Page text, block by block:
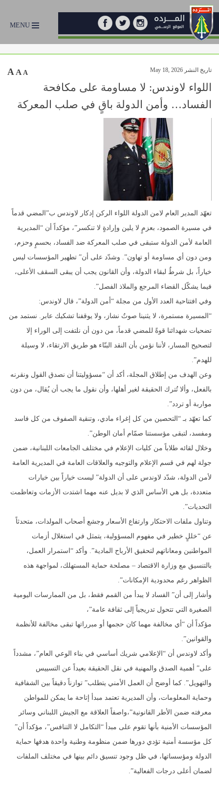
MENU
تاريخ النشر May 18, 2026 A A A
اللواء لاوندس: لا مساومة على مكافحة
الفساد… وأمن الدولة باقٍ في صلب المعركة
تعهّد المدير العام لامن الدولة اللواء الركن إدكار لاوندس ب”المضي قدماً
في مسيرة الصمود، بعزمٍ لا يلين وإرادةٍ لا تنكسر”، مؤكداً أن “المديرية
العامة لأمن الدولة ستبقى في صلب المعركة ضد الفساد، بحسمٍ وحزم،
ومن دون أي مساومة أو تهاون”. وشدّد على أن” تطهير المؤسسات ليس
خياراً، بل شرطٌ لبقاء الدولة، وأن القانون يجب أن يبقى السقف الأعلى،
فيما يشكّل القضاء المرجع والملاذ الفصل”.
وفي افتتاحية العدد الأول من مجلة “أمن الدولة”، قال لاوندس:
“المسيرة مستمرة، لا يثنينا صوتٌ نشاز، ولا يوقفنا تشكيك عابر. نستمد من
تضحيات شهدائنا قوةً للمضي قدماً، من دون أن نلتفت إلى الوراء إلا
لتصحيح المسار، لأننا نؤمن بأن النقد البنّاء هو طريق الارتقاء، لا وسيلة
للهدم”.
وعن الهدف من إطلاق المجلة، أكد أن “مسؤوليتنا أن نصدق القول ونقرنه
بالفعل، وألا تُترك الحقيقة لغير أهلها، وأن نقول ما يجب أن يُقال، من دون
مواربة أو تردد”.
كما تعهّد بـ “التحصين من كل إغراء مادي، وتنقية الصفوف من كل فاسد
ومفسد، لتبقى مؤسستنا صمّام أمان الوطن”.
وخلال لقائه طلاباً من كليات الإعلام في مختلف الجامعات اللبنانية، ضمن
جولة لهم في قسم الإعلام والتوجيه والعلاقات العامة في المديرية العامة
لأمن الدولة، شدّد لاوندس على أن الدولة” ليست خياراً بين خيارات
متعددة، بل هي الأساس الذي لا بديل عنه مهما اشتدت الأزمات وتعاظمت
التحديات”.
وتناول ملفات الاحتكار وارتفاع الأسعار وجشع أصحاب المولدات، متحدثاً
عن “خللٍ خطير في مفهوم المسؤولية، يتمثل في استغلال أزمات
المواطنين ومعاناتهم لتحقيق الأرباح المادية”. وأكد “استمرار العمل،
بالتنسيق مع وزارة الاقتصاد – مصلحة حماية المستهلك، لمواجهة هذه
الظواهر رغم محدودية الإمكانات”.
وأشار إلى أن” الفساد لا يبدأ من القمم فقط، بل من الممارسات اليومية
الصغيرة التي تتحول تدريجياً إلى ثقافة عامة”،
مؤكداً أن “أي مخالفة مهما كان حجمها أو مبرراتها تبقى مخالفة للأنظمة
والقوانين”.
وأكد لاوندس أن “الإعلامي شريك أساسي في بناء الوعي العام”، مشدداً
على” أهمية الصدق والمهنية في نقل الحقيقة بعيداً عن التسييس
والتهويل”. كما أوضح أن العمل الأمني يتطلب” توازناً دقيقاً بين الشفافية
وحماية المعلومات، وأن المديرية تعتمد مبدأ إتاحة ما يمكن للمواطن
معرفته ضمن الأطر القانونية”،واصفاً العلاقة مع الجيش اللبناني وسائر
المؤسسات الأمنية بأنها تقوم على مبدأ “التكامل لا التنافس”، مؤكداً أن”
كل مؤسسة أمنية تؤدي دورها ضمن منظومة وطنية واحدة هدفها حماية
الدولة ومؤسساتها، في ظل وجود تنسيق دائم بينها في مختلف الملفات
لضمان أعلى درجات الفعالية”.